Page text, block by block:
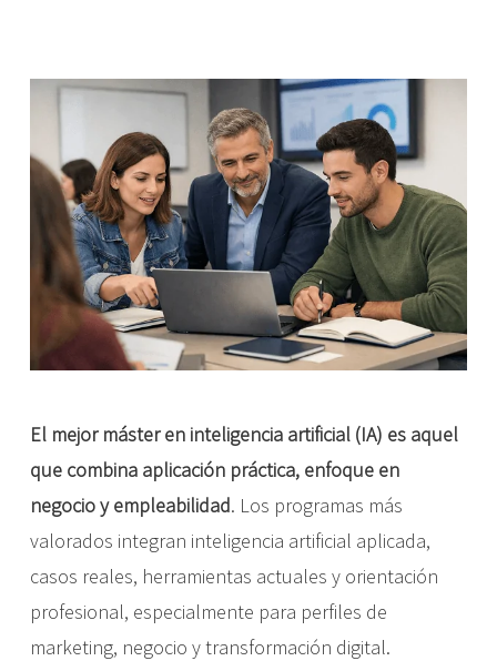
El mejor máster en inteligencia artificial (IA) es aquel
que combina aplicación práctica, enfoque en
negocio y empleabilidad. Los programas más
valorados integran inteligencia artificial aplicada,
casos reales, herramientas actuales y orientación
profesional, especialmente para perfiles de
marketing, negocio y transformación digital.